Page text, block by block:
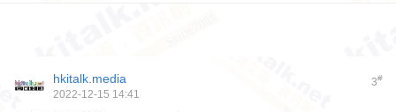
3#
hkitalk.media
2022-12-15 14:41